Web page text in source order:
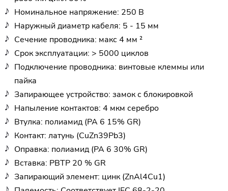
Номинальное напряжение: 250 В
Наружный диаметр кабеля: 5 - 15 мм
Сечение проводника: макс 4 мм ²
Срок эксплуатации: > 5000 циклов
Подключение проводника: винтовые клеммы или
пайка
Запирающее устройство: замок с блокировкой
Напыление контактов: 4 мкм серебро
Втулка: полиамид (PA 6 15% GR)
Контакт: латунь (CuZn39Pb3)
Оправка: полиамид (PA 6 30% GR)
Вставка: PBTP 20 % GR
Запирающий элемент: цинк (ZnAl4Cu1)